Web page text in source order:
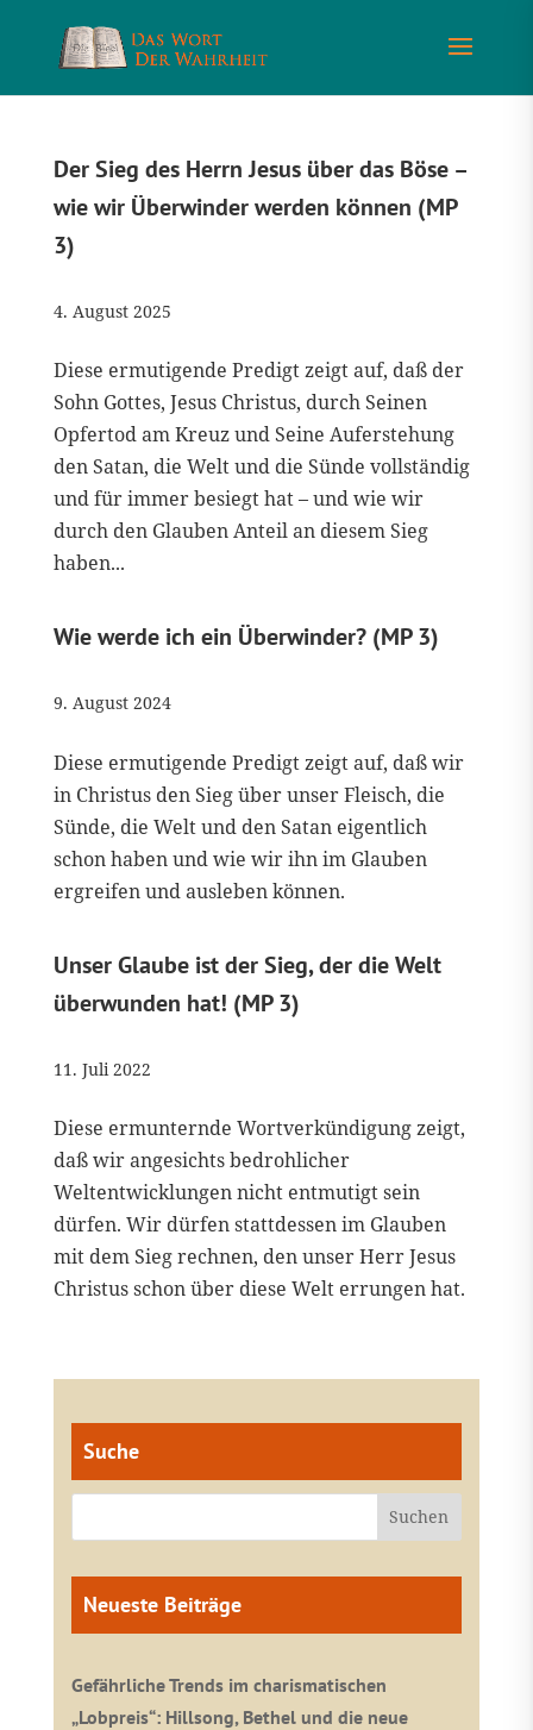
Der Sieg des Herrn Jesus über das Böse –
wie wir Überwinder werden können (MP
3)
4. August 2025
Diese ermutigende Predigt zeigt auf, daß der
Sohn Gottes, Jesus Christus, durch Seinen
Opfertod am Kreuz und Seine Auferstehung
den Satan, die Welt und die Sünde vollständig
und für immer besiegt hat – und wie wir
durch den Glauben Anteil an diesem Sieg
haben...
Wie werde ich ein Überwinder? (MP 3)
9. August 2024
Diese ermutigende Predigt zeigt auf, daß wir
in Christus den Sieg über unser Fleisch, die
Sünde, die Welt und den Satan eigentlich
schon haben und wie wir ihn im Glauben
ergreifen und ausleben können.
Unser Glaube ist der Sieg, der die Welt
überwunden hat! (MP 3)
11. Juli 2022
Diese ermunternde Wortverkündigung zeigt,
daß wir angesichts bedrohlicher
Weltentwicklungen nicht entmutigt sein
dürfen. Wir dürfen stattdessen im Glauben
mit dem Sieg rechnen, den unser Herr Jesus
Christus schon über diese Welt errungen hat.
Suche
Neueste Beiträge
Gefährliche Trends im charismatischen
„Lobpreis“: Hillsong, Bethel und die neue